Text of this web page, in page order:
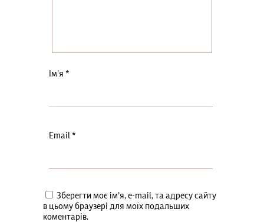
Ім'я *
Email *
Зберегти моє ім'я, e-mail, та адресу сайту
в цьому браузері для моїх подальших
коментарів.